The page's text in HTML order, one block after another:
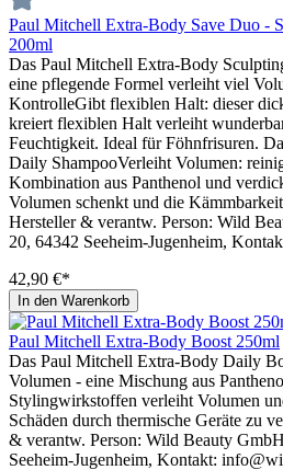
Paul Mitchell Extra-Body Save Duo -
200ml
Das Paul Mitchell Extra-Body
eine pflegende Formel verleiht viel
KontrolleGibt flexiblen Halt: dieser
kreiert flexiblen Halt verleiht
Feuchtigkeit. Ideal für Föhnfrisuren.
Daily ShampooVerleiht Volumen:
Kombination aus Panthenol und
Volumen schenkt und die
Hersteller & verantw. Person: Wild
20, 64342 Seeheim-Jugenheim,
42,90 €*
In den Warenkorb
Paul Mitchell Extra-Body Boost 250ml
Das Paul Mitchell Extra-Body Daily
Volumen - eine Mischung aus
Stylingwirkstoffen verleiht Volumen
Schäden durch thermische Geräte zu
& verantw. Person: Wild Beauty
Seeheim-Jugenheim, Kontakt: